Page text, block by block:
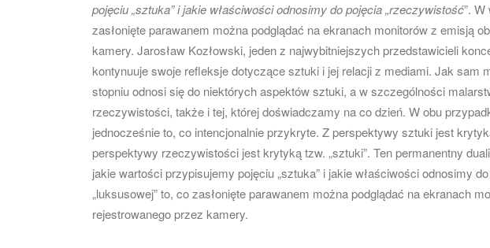
pojęciu „sztuka” i jakie właściwości odnosimy do pojęcia „rzeczywistość”. W
zasłonięte parawanem można podglądać na ekranach monitorów z emisją
kamery. Jarosław Kozłowski, jeden z najwybitniejszych przedstawicieli
kontynuuje swoje refleksje dotyczące sztuki i jej relacji z mediami. Jak sam
stopniu odnosi się do niektórych aspektów sztuki, a w szczególności
rzeczywistości, także i tej, której doświadczamy na co dzień. W obu
jednocześnie to, co intencjonalnie przykryte. Z perspektywy sztuki jest
perspektywy rzeczywistości jest krytyką tzw. „sztuki”. Ten permanentny
jakie wartości przypisujemy pojęciu „sztuka” i jakie właściwości odnosimy
„luksusowej” to, co zasłonięte parawanem można podglądać na ekranach
rejestrowanego przez kamery.